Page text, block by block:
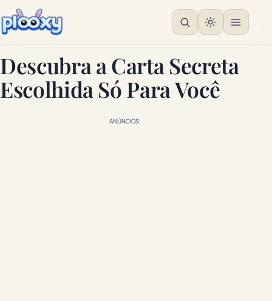
Descubra a Carta Secreta
Escolhida Só Para Você
ANÚNCIOS